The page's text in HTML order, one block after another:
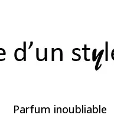
Parfum inoubliable